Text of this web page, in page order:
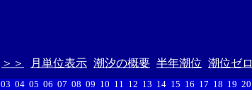
＞＞ 月単位表示 潮汐の概要 半年潮位 潮位ゼロ
03 04 05 06 07 08 09 10 11 12 13 14 15 16 17 18 19 20